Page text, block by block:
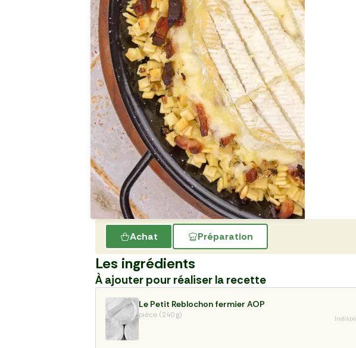
Achat Préparation
Les ingrédients
À ajouter pour réaliser la recette
Le Petit Reblochon fermier AOP
pièce (240 g)